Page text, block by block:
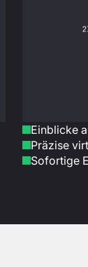
Einblicke
Präzise
Sofortige